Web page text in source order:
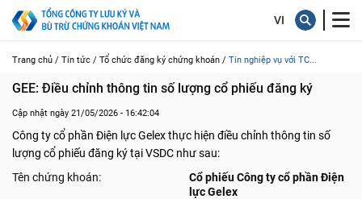
Trang chủ / Tin tức / Tổ chức đăng ký chứng khoán / Tin nghiệp vụ với TC...
GEE: Điều chỉnh thông tin số lượng cổ phiếu đăng ký
Cập nhật ngày 21/05/2026 - 16:42:04
Công ty cổ phần Điện lực Gelex thực hiện điều chỉnh thông tin số
lượng cổ phiếu đăng ký tại VSDC như sau:
Tên chứng khoán:
Cổ phiếu Công ty cổ phần Điện
lực Gelex